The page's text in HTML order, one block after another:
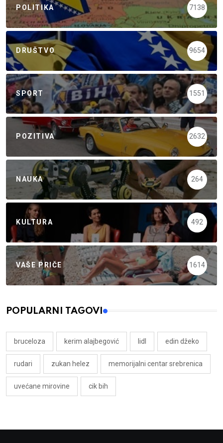
POLITIKA 7138
DRUŠTVO 9654
SPORT 1551
POZITIVA 2632
NAUKA 264
KULTURA 492
VAŠE PRIČE 1614
POPULARNI TAGOVI
bruceloza kerim alajbegović lidl edin džeko
rudari zukan helez memorijalni centar srebrenica
uvećane mirovine cik bih